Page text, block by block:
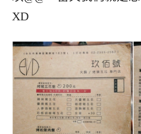
XD